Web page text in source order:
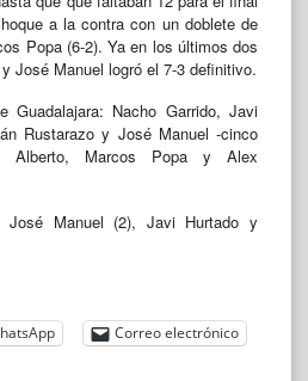
a la contra con un doblete de
Popa (6-2). Ya en los últimos dos
José Manuel logró el 7-3 definitivo.
Guadalajara: Nacho Garrido, Javi
Rustarazo y José Manuel -cinco
Alberto, Marcos Popa y Alex
José Manuel (2), Javi Hurtado y
Correo electrónico